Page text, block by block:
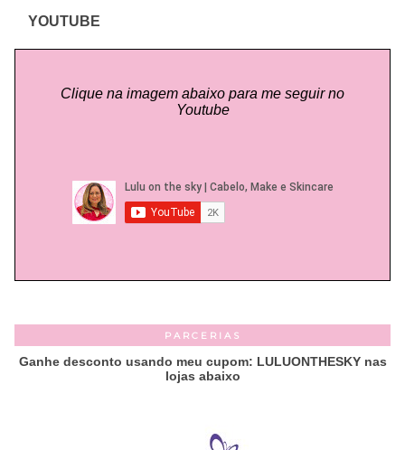
YOUTUBE
Clique na imagem abaixo para me seguir no
Youtube
PARCERIAS
Ganhe desconto usando meu cupom: LULUONTHESKY nas
lojas abaixo